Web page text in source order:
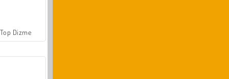
Top Dizme